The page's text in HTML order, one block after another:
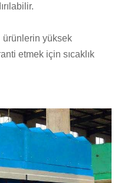
ürünlerin yüksek
etmek için sıcaklık